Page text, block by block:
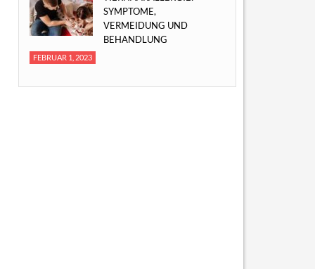
SYMPTOME,
VERMEIDUNG UND
BEHANDLUNG
FEBRUAR 1, 2023